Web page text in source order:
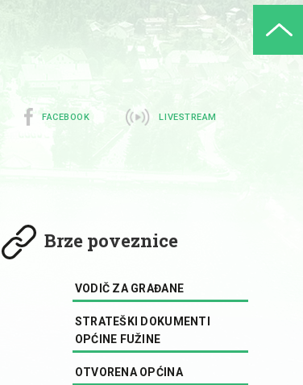
FACEBOOK LIVESTREAM
Brze poveznice
VODIČ ZA GRAĐANE
STRATEŠKI DOKUMENTI
OPĆINE FUŽINE
OTVORENA OPĆINA